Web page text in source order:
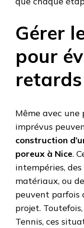
Gérer
pour
retards
Même avec
imprévus
construction
poreux à Nice.
intempéries,
matériaux, ou
peuvent parfois
projet.
Tennis, ces